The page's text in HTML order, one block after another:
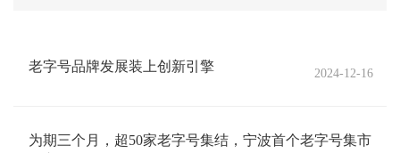
老字号品牌发展装上创新引擎 2024-12-16
为期三个月，超50家老字号集结，宁波首个老字号集市